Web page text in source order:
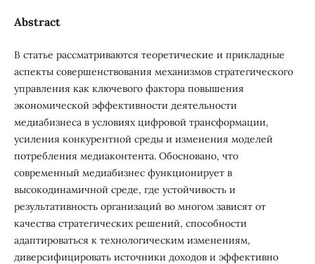
Abstract
В статье рассматриваются теоретические и прикладные
аспекты совершенствования механизмов стратегического
управления как ключевого фактора повышения
экономической эффективности деятельности
медиабизнеса в условиях цифровой трансформации,
усиления конкурентной среды и изменения моделей
потребления медиаконтента. Обосновано, что
современный медиабизнес функционирует в
высокодинамичной среде, где устойчивость и
результативность организаций во многом зависят от
качества стратегических решений, способности
адаптироваться к технологическим изменениям,
диверсифицировать источники доходов и эффективно